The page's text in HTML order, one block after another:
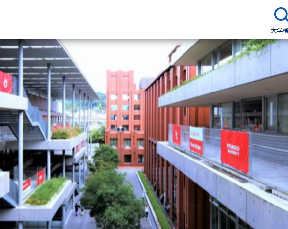
大学
資料請求
大学・短大の資料種類から請求
大学パンフ
学部・学科パンフ
総合型選抜・学校推薦型選抜 募集要項＆願書
大学入学共通テスト利用選抜の募集要項＆願書
過去問題集
大学・短大以外の資料から請求
専門学校の資料請求 大学院の資料請求
留学・進学関連
大学入学共通テスト「受験案内」の請求